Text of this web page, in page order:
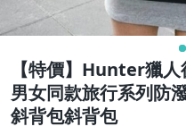
【特價】Hunter獵
男女同款旅行系列防
斜背包斜背包